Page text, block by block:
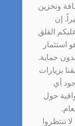
وتخزين
إن
القلق
استثمار
حماية.
بزيارات
أي
حول
تنتظروا